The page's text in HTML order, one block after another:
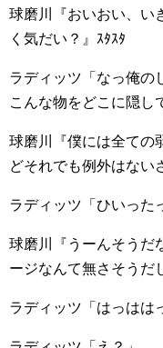
球磨川『おいおい、い
く気だい？』ｽﾀｽﾀ
ラディッツ「なっ俺の
こんな物をどこに隠し
球磨川『僕には全ての
どそれでも例外はない
ラディッツ「ひいった
球磨川『うーんそうだ
ージなんて無さそう
ラディッツ「はっはは